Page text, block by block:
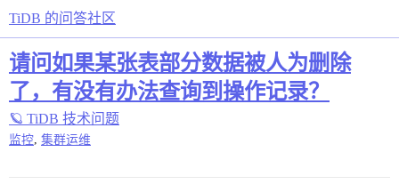
TiDB 的问答社区
请问如果某张表部分数据被人为删除
了，有没有办法查询到操作记录？
🪐 TiDB 技术问题
监控 集群运维